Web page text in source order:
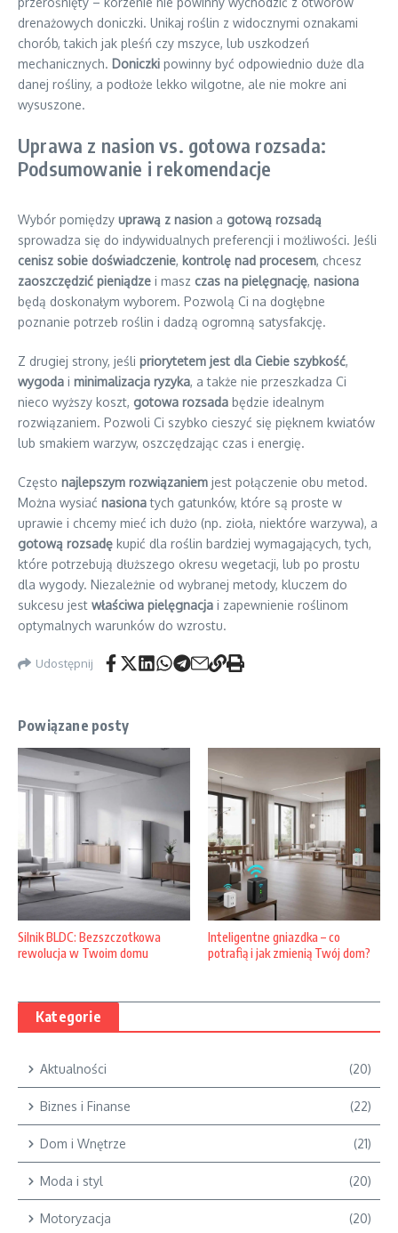
drenażowych doniczki. Unikaj roślin z widocznymi oznakami
chorób, takich jak pleśń czy mszyce, lub uszkodzeń
mechanicznych. Doniczki powinny być odpowiednio duże dla
danej rośliny, a podłoże lekko wilgotne, ale nie mokre ani
wysuszone.
Uprawa z nasion vs. gotowa rozsada:
Podsumowanie i rekomendacje
Wybór pomiędzy uprawą z nasion a gotową rozsadą
sprowadza się do indywidualnych preferencji i możliwości. Jeśli
cenisz sobie doświadczenie, kontrolę nad procesem, chcesz
zaoszczędzić pieniądze i masz czas na pielęgnację, nasiona
będą doskonałym wyborem. Pozwolą Ci na dogłębne
poznanie potrzeb roślin i dadzą ogromną satysfakcję.
Z drugiej strony, jeśli priorytetem jest dla Ciebie szybkość,
wygoda i minimalizacja ryzyka, a także nie przeszkadza Ci
nieco wyższy koszt, gotowa rozsada będzie idealnym
rozwiązaniem. Pozwoli Ci szybko cieszyć się pięknem kwiatów
lub smakiem warzyw, oszczędzając czas i energię.
Często najlepszym rozwiązaniem jest połączenie obu metod.
Można wysiać nasionatych gatunków, które są proste w
uprawie i chcemy mieć ich dużo (np. zioła, niektóre warzywa), a
gotową rozsadę kupić dla roślin bardziej wymagających, tych,
które potrzebują dłuższego okresu wegetacji, lub po prostu
dla wygody. Niezależnie od wybranej metody, kluczem do
sukcesu jest właściwa pielęgnacja i zapewnienie roślinom
optymalnych warunków do wzrostu.
Udostępnij
Powiązane posty
Silnik BLDC: Bezszczotkowa
rewolucja w Twoim domu
Inteligentne gniazdka – co
potrafią i jak zmienią Twój dom?
Kategorie
Aktualności (20)
Biznes i Finanse (22)
Dom i Wnętrze (21)
Moda i styl (20)
Motoryzacja (20)